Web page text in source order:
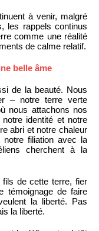
à venir, malgré
les rappels continus
comme une réalité
de calme relatif.
belle âme
de la beauté. Nous
– notre terre verte
nous attachons nos
identité et notre
abri et notre chaleur
filiation avec la
cherchent à la
de cette terre, fier
témoignage de faire
la liberté. Pas
la liberté.